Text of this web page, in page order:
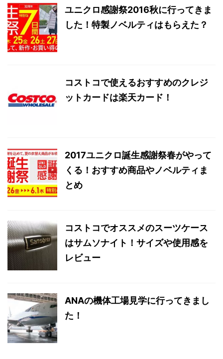
ユニクロ感謝祭2016秋に行ってきま
した！特製ノベルティはもらえた？
コストコで使えるおすすめのクレジ
ットカードは楽天カード！
2017ユニクロ誕生感謝祭春がやって
くる！おすすめ商品やノベルティま
とめ
コストコでオススメのスーツケース
はサムソナイト！サイズや使用感を
レビュー
ANAの機体工場見学に行ってきまし
た！